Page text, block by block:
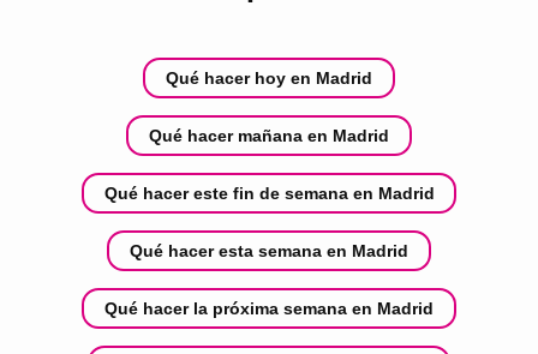
Qué hacer hoy en Madrid
Qué hacer mañana en Madrid
Qué hacer este fin de semana en Madrid
Qué hacer esta semana en Madrid
Qué hacer la próxima semana en Madrid